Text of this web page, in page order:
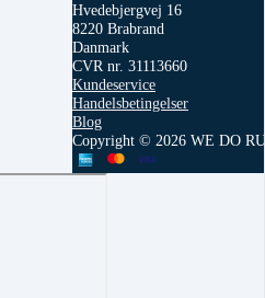
Hvedebjergvej 16
8220 Brabrand
Danmark
CVR nr. 31113660
Kundeservice
Handelsbetingelser
Blog
Copyright © 2026 WE DO